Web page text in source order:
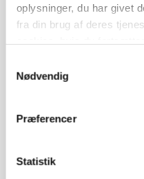
oplysninger, du har givet
fra din brug af deres
Nødvendig
Præferencer
Statistik